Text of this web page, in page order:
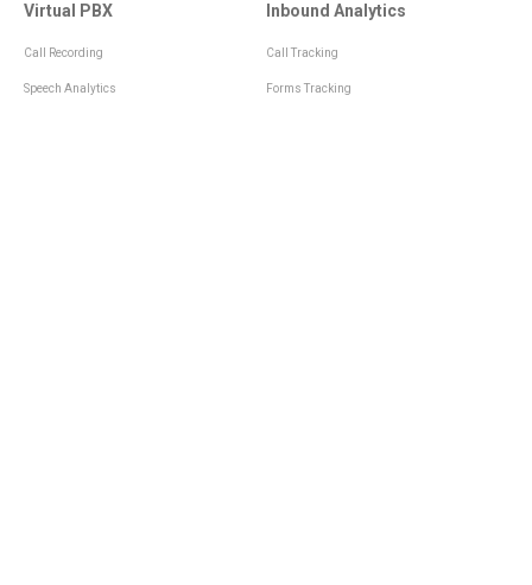
Virtual PBX
Call Recording
Speech Analytics
Inbound Analytics
Call Tracking
Forms Tracking